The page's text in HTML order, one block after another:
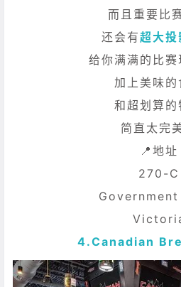
而且重要比
还会有超大投
给你满满的比赛
加上美味的
和超划算的
简直太完
📍地址
270-C
4.Canadian